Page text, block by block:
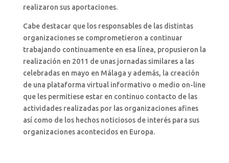
realizaron sus aportaciones.
Cabe destacar que los responsables de las distintas
organizaciones se comprometieron a continuar
trabajando continuamente en esa línea, propusieron la
realización en 2011 de unas jornadas similares a las
celebradas en mayo en Málaga y además, la creación
de una plataforma virtual informativo o medio on-line
que les permitiese estar en continuo contacto de las
actividades realizadas por las organizaciones afines
así como de los hechos noticiosos de interés para sus
organizaciones acontecidos en Europa.